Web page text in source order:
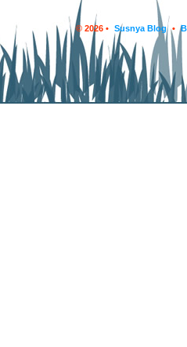
© 2026 • Susnya Blog •